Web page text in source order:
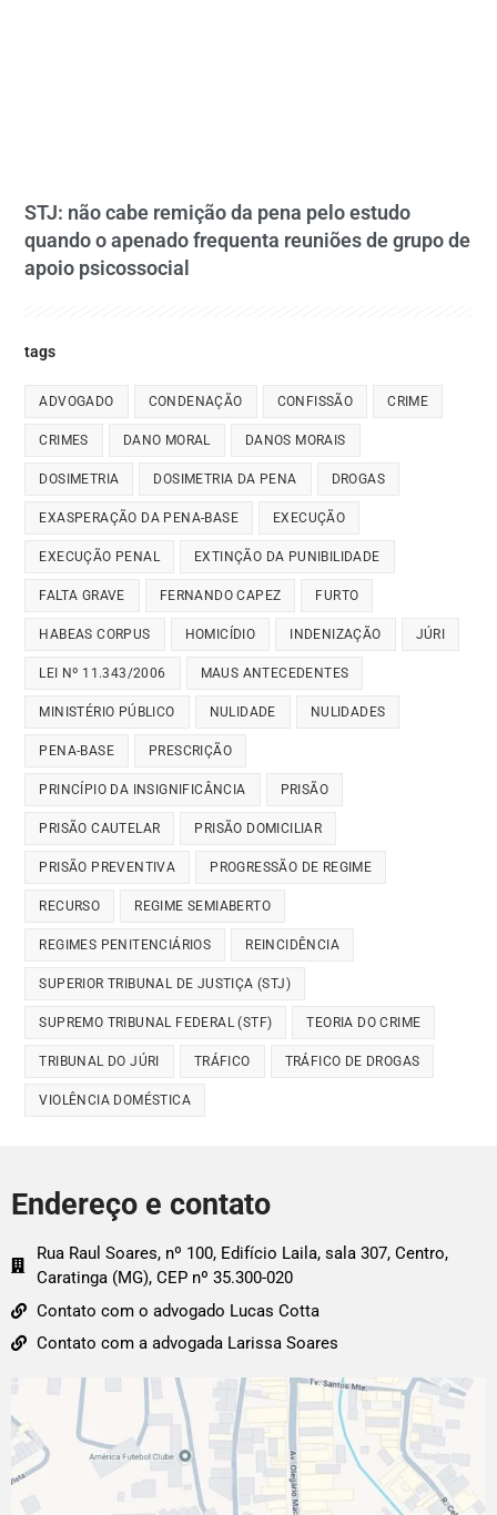
STJ: não cabe remição da pena pelo estudo
quando o apenado frequenta reuniões de grupo de
apoio psicossocial
tags
ADVOGADO CONDENAÇÃO CONFISSÃO CRIME
CRIMES DANO MORAL DANOS MORAIS
DOSIMETRIA DOSIMETRIA DA PENA DROGAS
EXASPERAÇÃO DA PENA-BASE EXECUÇÃO
EXECUÇÃO PENAL EXTINÇÃO DA PUNIBILIDADE
FALTA GRAVE FERNANDO CAPEZ FURTO
HABEAS CORPUS HOMICÍDIO INDENIZAÇÃO JÚRI
LEI Nº 11.343/2006 MAUS ANTECEDENTES
MINISTÉRIO PÚBLICO NULIDADE NULIDADES
PENA-BASE PRESCRIÇÃO
PRINCÍPIO DA INSIGNIFICÂNCIA PRISÃO
PRISÃO CAUTELAR PRISÃO DOMICILIAR
PRISÃO PREVENTIVA PROGRESSÃO DE REGIME
RECURSO REGIME SEMIABERTO
REGIMES PENITENCIÁRIOS REINCIDÊNCIA
SUPERIOR TRIBUNAL DE JUSTIÇA (STJ)
SUPREMO TRIBUNAL FEDERAL (STF) TEORIA DO CRIME
TRIBUNAL DO JÚRI TRÁFICO TRÁFICO DE DROGAS
VIOLÊNCIA DOMÉSTICA
Endereço e contato
Rua Raul Soares, nº 100, Edifício Laila, sala 307, Centro,
Caratinga (MG), CEP nº 35.300-020
Contato com o advogado Lucas Cotta
Contato com a advogada Larissa Soares